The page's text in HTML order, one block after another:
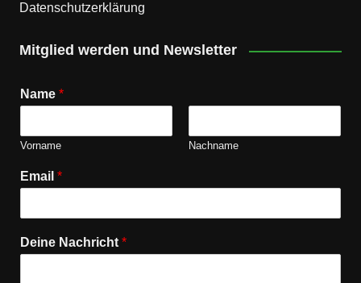
Datenschutz­erklärung
Mitglied werden und Newsletter
Name *
Vorname Nachname
Email *
Deine Nachricht *